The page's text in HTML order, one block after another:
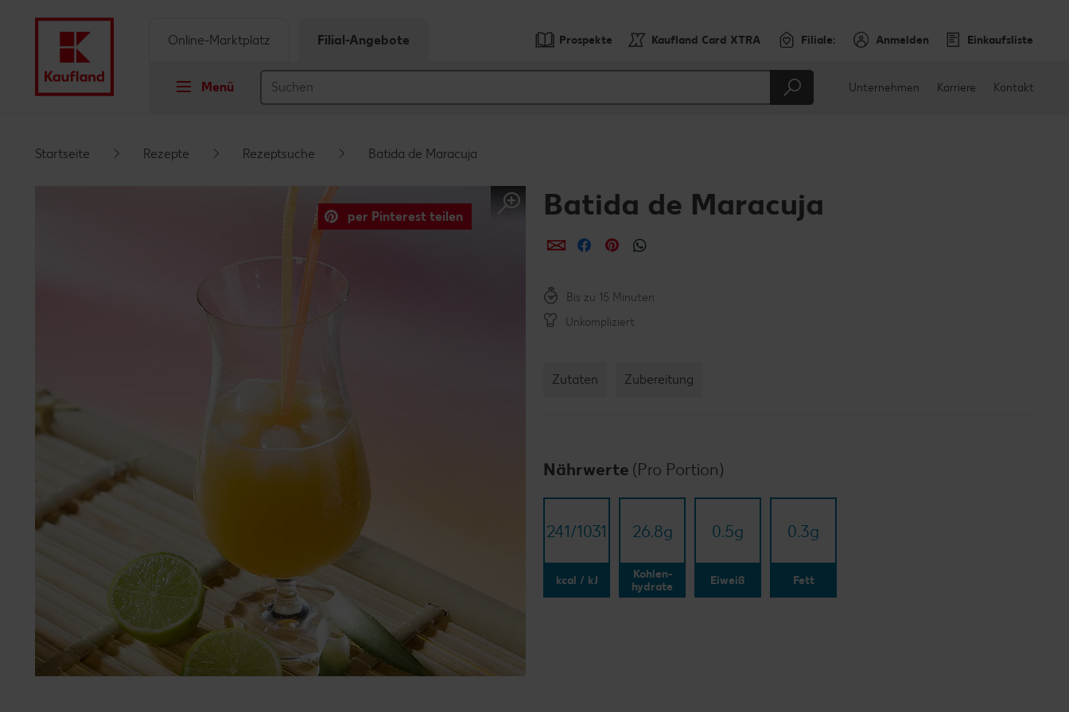
Prospekte Kaufland Card XTRA Filiale: Anmelden Einkaufsliste
Menü
Online-Marktplatz Filial-Angebote
Unternehmen Karriere Kontakt
Startseite Rezepte Rezeptsuche Batida de Maracuja
per Pinterest teilen Batida de Maracuja
per E-Mail teilen
per Facebook teilen
per Pinterest teilen
Bis zu 15 Minuten
Unkompliziert
Zutaten Zubereitung
Nährwerte (Pro Portion)
241/​1031
kcal / kJ
26.8g
Kohlen-
hydrate
0.5g
Eiweiß
0.3g
Fett